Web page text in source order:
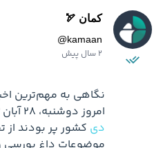
کمان 🏹
@kamaan
2 سال پیش
امروز دوشنبه، ۲۸ آبان ۱۴۰۳،
دی